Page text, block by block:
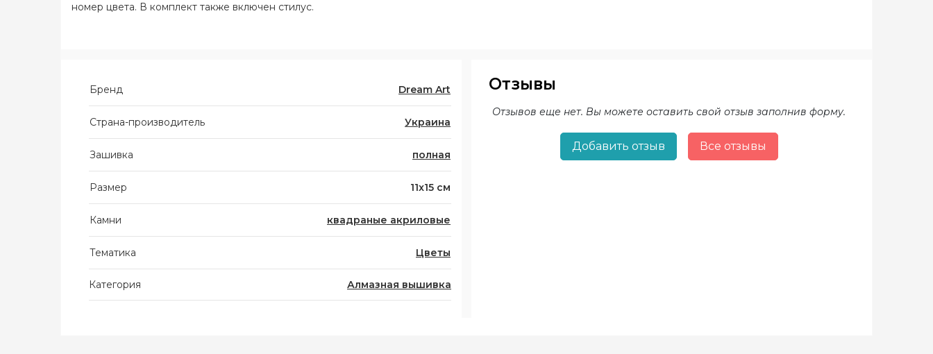
номер цвета. В комплект также включен стилус.
Бренд Dream Art
Страна-производитель Украина
Зашивка полная
Размер 11x15 см
Камни квадраные акриловые
Тематика Цветы
Категория Алмазная вышивка
Отзывы
Отзывов еще нет. Вы можете оставить свой отзыв заполнив форму.
Добавить отзыв Все отзывы